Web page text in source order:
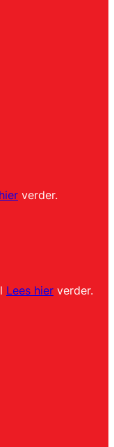
verder.
Lees hier verder.